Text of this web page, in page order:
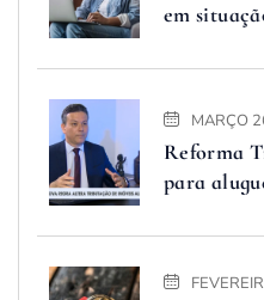
em
MARÇO
Reforma
para